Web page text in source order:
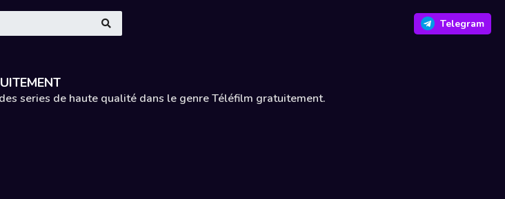
Telegram
series de haute qualité dans le genre Téléfilm gratuitement.